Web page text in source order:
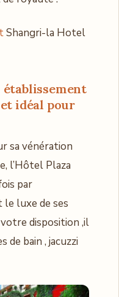
Shangri-la Hotel
établissement
idéal pour
sa vénération
l’Hôtel Plaza
par
le luxe de ses
disposition ,il
de bain , jacuzzi